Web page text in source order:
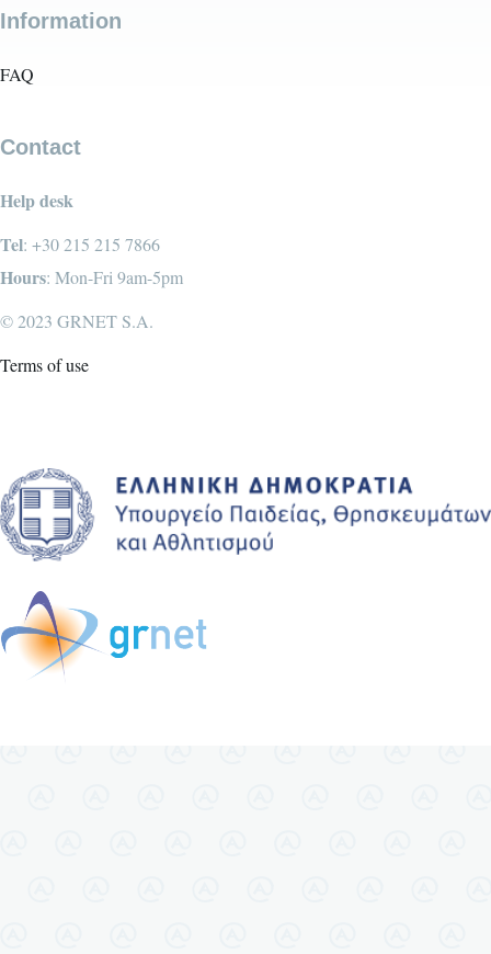
Information
FAQ
Contact
Help desk
Tel: +30 215 215 7866
Hours: Mon-Fri 9am-5pm
© 2023 GRNET S.A.
Terms of use